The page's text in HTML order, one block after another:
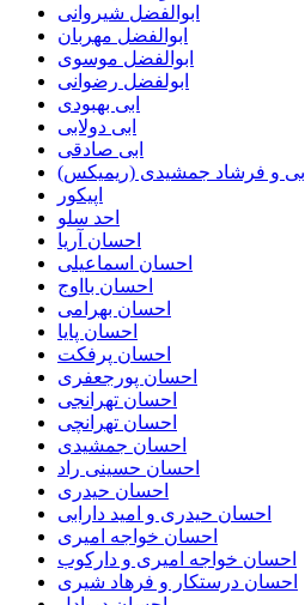
ابوالفضل شیروانی
ابوالفضل مهربان
ابوالفضل موسوی
ابولفضل رضوانی
ابی بهبودی
ابی دولابی
ابی صادقی
ابی و فرشاد جمشیدی (ریمیکس)
اپیکور
احد سلو
احسان آریا
احسان اسماعیلی
احسان بااوج
احسان بهرامی
احسان پایا
احسان پرفکت
احسان پورجعفری
احسان تهرانجی
احسان تهرانچی
احسان جمشیدی
احسان حسینی راد
احسان حیدری
احسان حیدری و امید دارابی
احسان خواجه امیری
احسان خواجه امیری و دارکوب
احسان درستكار و فرهاد شيرى